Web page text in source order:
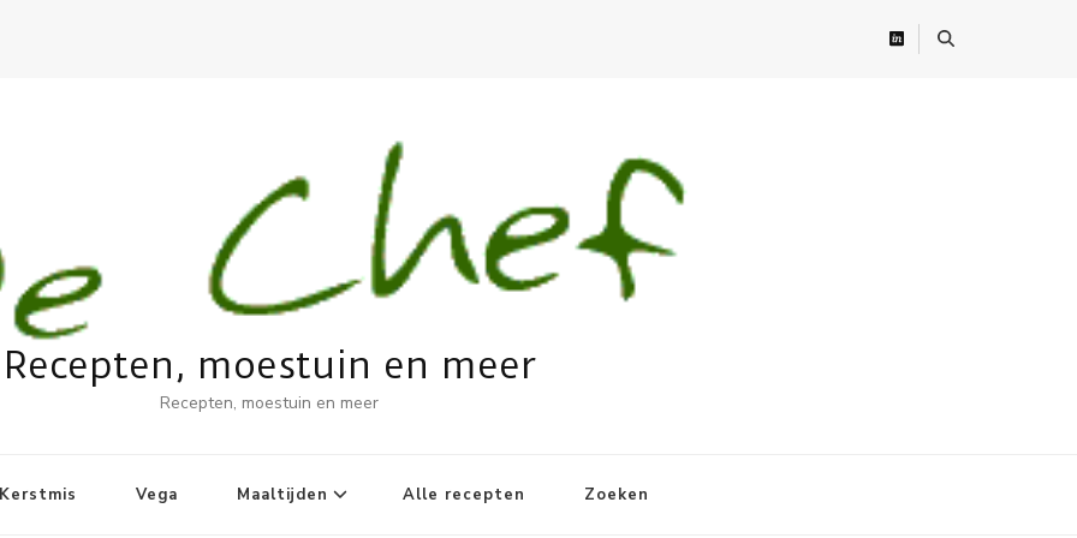
Recepten, moestuin en meer
Recepten, moestuin en meer
Vega Maaltijden Alle recepten Zoeken